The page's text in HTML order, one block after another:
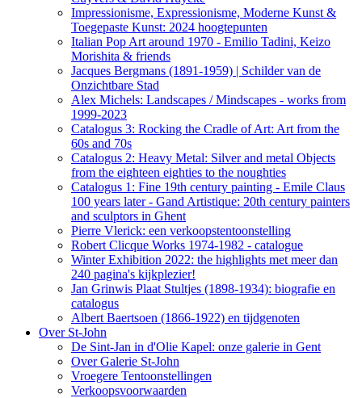
Impressionisme, Expressionisme, Moderne Kunst &
Toegepaste Kunst: 2024 hoogtepunten
Italian Pop Art around 1970 - Emilio Tadini, Keizo
Morishita & friends
Jacques Bergmans (1891-1959) | Schilder van de
Onzichtbare Stad
Alex Michels: Landscapes / Mindscapes - works from
1999-2023
Catalogus 3: Rocking the Cradle of Art: Art from the
60s and 70s
Catalogus 2: Heavy Metal: Silver and metal Objects
from the eighteen eighties to the noughties
Catalogus 1: Fine 19th century painting - Emile Claus
100 years later - Gand Artistique: 20th century painters
and sculptors in Ghent
Pierre Vlerick: een verkoopstentoonstelling
Robert Clicque Works 1974-1982 - catalogue
Winter Exhibition 2022: the highlights met meer dan
240 pagina's kijkplezier!
Jan Grinwis Plaat Stultjes (1898-1934): biografie en
catalogus
Albert Baertsoen (1866-1922) en tijdgenoten
Over St-John
De Sint-Jan in d'Olie Kapel: onze galerie in Gent
Over Galerie St-John
Vroegere Tentoonstellingen
Verkoopsvoorwaarden